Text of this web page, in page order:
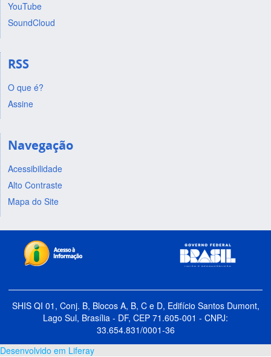
YouTube
SoundCloud
RSS
O que é?
Assine
Navegação
Acessibilidade
Alto Contraste
Mapa do Site
SHIS QI 01, Conj. B, Blocos A, B, C e D, Edifício Santos Dumont,
Lago Sul, Brasília - DF, CEP 71.605-001 - CNPJ:
33.654.831/0001-36
Desenvolvido em Liferay